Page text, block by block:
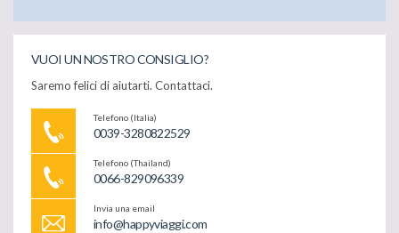
VUOI UN NOSTRO CONSIGLIO?
Saremo felici di aiutarti. Contattaci.
Telefono (Italia)
0039-3280822529
Telefono (Thailand)
0066-829096339
Invia una email
info@happyviaggi.com